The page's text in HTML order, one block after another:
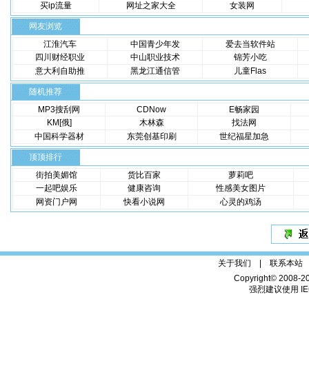
买ip流量
网址之家大全 女装网
网友浏览
江淮汽车
中国青少年发
爱去当软件站
四川财经职业
中山职业技术
锦芳小吃
意大利自助推
黑龙江通信管 儿童Flas
随机推荐
MP3搜刮网
CDNow
E畅家园
KM[俄]
木林森
找法网
中国科学器材
东莞创基印刷 世纪福星加急
顶顶排行
街拍美媚馆
货比百家
萝莉吧
一起吧娱乐
健康咨询
性感美女图片
网资门户网
快看小说网 心灵的鸡汤
关于我们 | 联系本站
Copyright© 2008-
强烈建议使用